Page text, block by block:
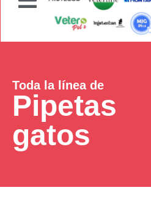
Toda la línea de
Pipetas
gatos